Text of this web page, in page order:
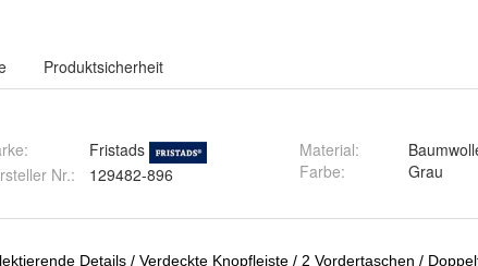
Produktsicherheit
Fristads
Nr.:
129482-896
Material:
Farbe: Grau